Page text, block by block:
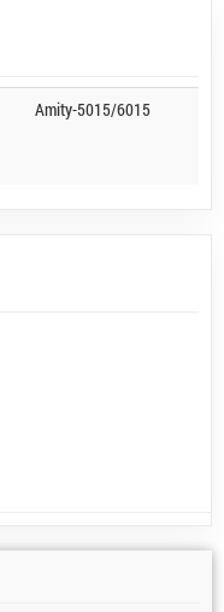
Amity-5015/6015